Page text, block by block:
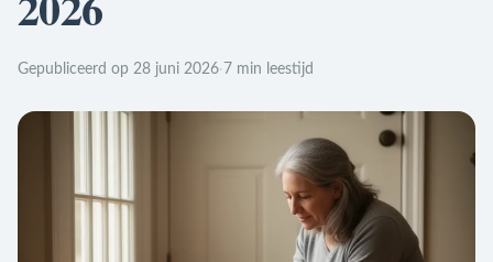
Gepubliceerd op 28 juni 2026· 7 min leestijd